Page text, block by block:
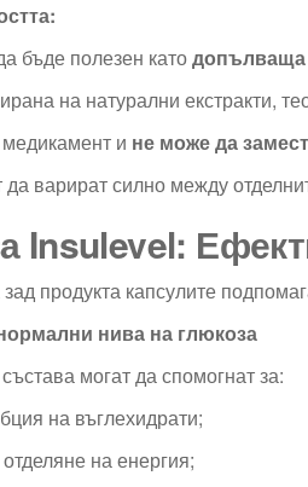
бъде полезен катодопълваща
на натурални екстракти,
и не може да
варират силно между
Insulevel:
продукта капсулите
нива на глюкоза
могат да спомогнат за:
на въглехидрати;
на енергия;